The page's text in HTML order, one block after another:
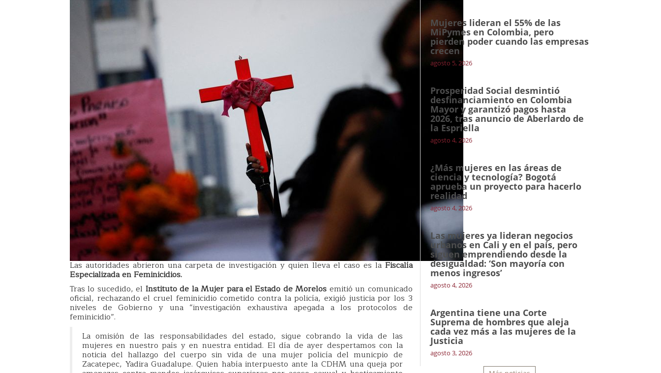
Las autoridades abrieron una carpeta de investigación y quien lleva el caso es laFiscalía
Especializada en Feminicidios.
Tras lo sucedido, el Instituto de la Mujer para el Estado de Morelos emitió un comunicado
oficial, rechazando el cruel feminicidio cometido contra la policía, exigió justicia por los 3
niveles de Gobierno y una “investigación exhaustiva apegada a los protocolos de
feminicidio”.
La omisión de las responsabilidades del estado, sigue cobrando la vida de las
mujeres en nuestro país y en nuestra entidad. El día de ayer despertamos con la
noticia del hallazgo del cuerpo sin vida de una mujer policía del municpio de
Zacatepec, Yadira Guadalupe. Quien había interpuesto ante la CDHM una queja por
Mujeres lideran el 55% de las
MiPymes en Colombia, pero
pierden poder cuando las empresas
crecen
agosto 5, 2026
Prosperidad Social desmintió
desfinanciamiento en Colombia
Mayor y garantizó pagos hasta
2026, tras anuncio de Aberlardo de
la Espriella
agosto 4, 2026
¿Más mujeres en las áreas de
ciencia y tecnología? Bogotá
aprueba un proyecto para hacerlo
realidad
agosto 4, 2026
Las mujeres ya lideran negocios
urbanos en Cali y en el país, pero
siguen emprendiendo desde la
desigualdad: ‘Son mayoría con
menos ingresos’
agosto 4, 2026
Argentina tiene una Corte
Suprema de hombres que aleja
cada vez más a las mujeres de la
Justicia
agosto 3, 2026